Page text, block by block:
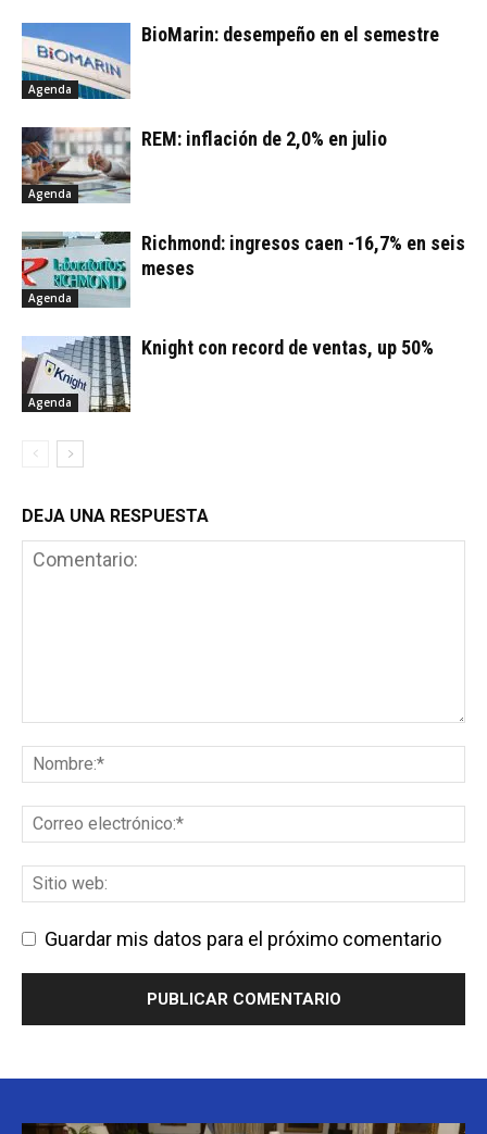
Agenda
BioMarin: desempeño en el semestre
Agenda
REM: inflación de 2,0% en julio
Agenda
Richmond: ingresos caen -16,7% en seis
meses
Agenda
Knight con record de ventas, up 50%
DEJA UNA RESPUESTA
Guardar mis datos para el próximo comentario